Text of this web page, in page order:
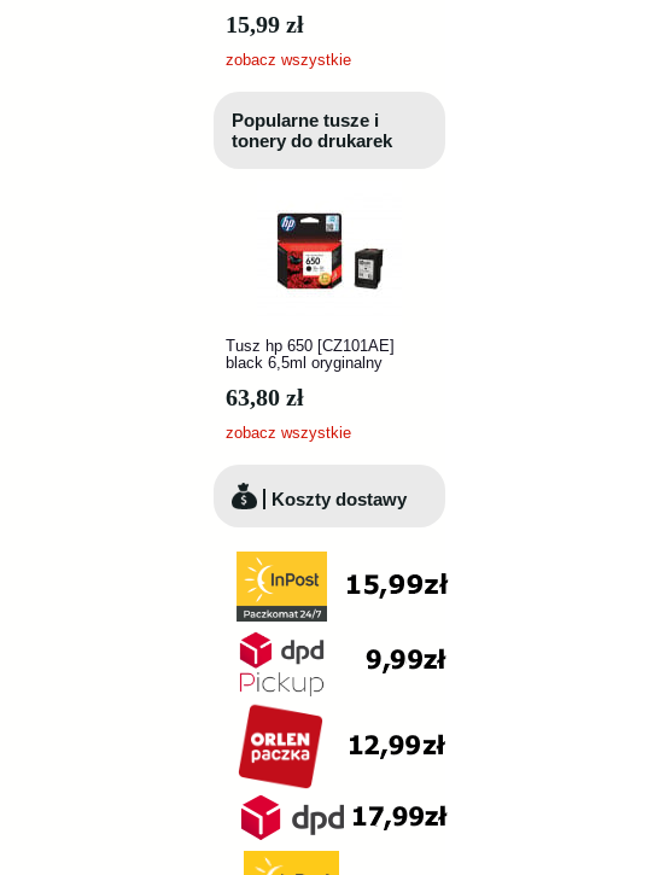
15,99 zł
zobacz wszystkie
Popularne tusze i
tonery do drukarek
Tusz hp 650 [CZ101AE]
black 6,5ml oryginalny
63,80 zł
zobacz wszystkie
Koszty dostawy